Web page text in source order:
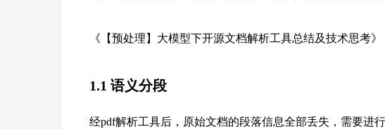
《【预处理】大模型下开源文档解析工具总结及技术思考》
1.1 语义分段
经pdf解析工具后，原始文档的段落信息全部丢失，需要进